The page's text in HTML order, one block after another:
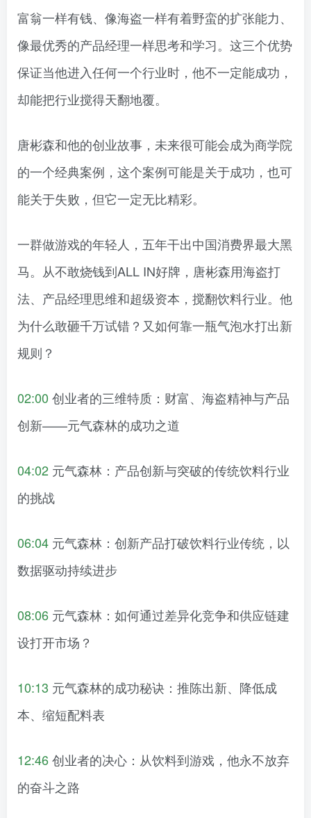
富翁一样有钱、像海盗一样有着野蛮的扩张能力、
像最优秀的产品经理一样思考和学习。这三个优势
保证当他进入任何一个行业时，他不一定能成功，
却能把行业搅得天翻地覆。
唐彬森和他的创业故事，未来很可能会成为商学院
的一个经典案例，这个案例可能是关于成功，也可
能关于失败，但它一定无比精彩。
一群做游戏的年轻人，五年干出中国消费界最大黑
马。从不敢烧钱到ALL IN好牌，唐彬森用海盗打
法、产品经理思维和超级资本，搅翻饮料行业。他
为什么敢砸千万试错？又如何靠一瓶气泡水打出新
规则？
02:00 创业者的三维特质：财富、海盗精神与产品
创新——元气森林的成功之道
04:02 元气森林：产品创新与突破的传统饮料行业
的挑战
06:04 元气森林：创新产品打破饮料行业传统，以
数据驱动持续进步
08:06 元气森林：如何通过差异化竞争和供应链建
设打开市场？
10:13 元气森林的成功秘诀：推陈出新、降低成
本、缩短配料表
12:46创业者的决心：从饮料到游戏，他永不放弃
的奋斗之路